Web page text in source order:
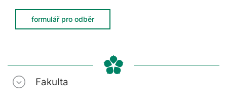
formulář pro odběr
Fakulta